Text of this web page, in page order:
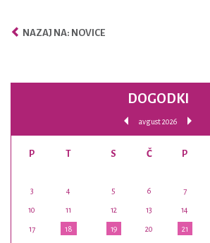
NAZAJ NA: NOVICE
DOGODKI
avgust 2026
P T S Č P
3 4 5 6 7
10 11 12 13 14
17 18 19 20 21